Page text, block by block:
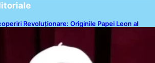
Revoluționare: Originile Papei Leon al